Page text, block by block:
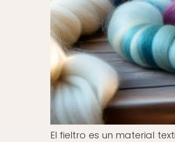
El fieltro es un material